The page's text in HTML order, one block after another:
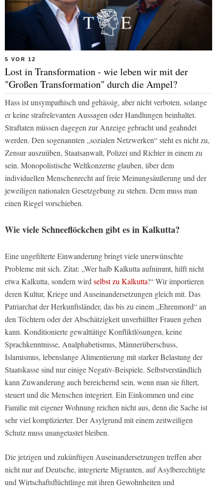
5 VOR 12
Lost in Transformation - wie leben wir mit der
"Großen Transformation" durch die Ampel?
Hass ist unsympathisch und gehässig, aber nicht verboten, solange
er keine strafrelevanten Aussagen oder Handlungen beinhaltet.
Straftaten müssen dagegen zur Anzeige gebracht und geahndet
werden. Den sogenannten „sozialen Netzwerken“ steht es nicht zu,
Zensur auszuüben, Staatsanwalt, Polizei und Richter in einem zu
sein. Monopolistische Weltkonzerne glauben, über dem
individuellen Menschenrecht auf freie Meinungsäußerung und der
jeweiligen nationalen Gesetzgebung zu stehen. Dem muss man
einen Riegel vorschieben.
Wie viele Schneeflöckchen gibt es in Kalkutta?
Eine ungefilterte Einwanderung bringt viele unerwünschte
Probleme mit sich. Zitat: „Wer halb Kalkutta aufnimmt, hilft nicht
etwa Kalkutta, sondern wirdselbst zu Kalkutta!“ Wir importieren
deren Kultur, Kriege und Auseinandersetzungen gleich mit. Das
Patriarchat der Herkunftsländer, das bis zu einem „Ehrenmord“ an
den Töchtern oder der Abschätzigkeit unverhüllter Frauen gehen
kann. Konditionierte gewalttätige Konfliktlösungen, keine
Sprachkenntnisse, Analphabetismus, Männerüberschuss,
Islamismus, lebenslange Alimentierung mit starker Belastung der
Staatskasse sind nur einige Negativ-Beispiele. Selbstverständlich
kann Zuwanderung auch bereichernd sein, wenn man sie filtert,
steuert und die Menschen integriert. Ein Einkommen und eine
Familie mit eigener Wohnung reichen nicht aus, denn die Sache ist
sehr viel komplizierter. Der Asylgrund mit einem zeitweiligen
Schutz muss unangetastet bleiben.
Die jetzigen und zukünftigen Auseinandersetzungen treffen aber
nicht nur auf Deutsche, integrierte Migranten, auf Asylberechtigte
und Wirtschaftsflüchtlinge mit ihren Gewohnheiten und